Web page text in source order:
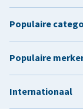
Populaire
Populaire
Internationaal